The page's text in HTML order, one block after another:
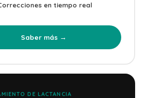
en tiempo real
Saber más →
DE LACTANCIA